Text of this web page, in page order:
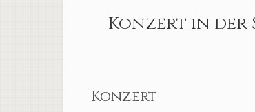
Konzert in der
Konzert